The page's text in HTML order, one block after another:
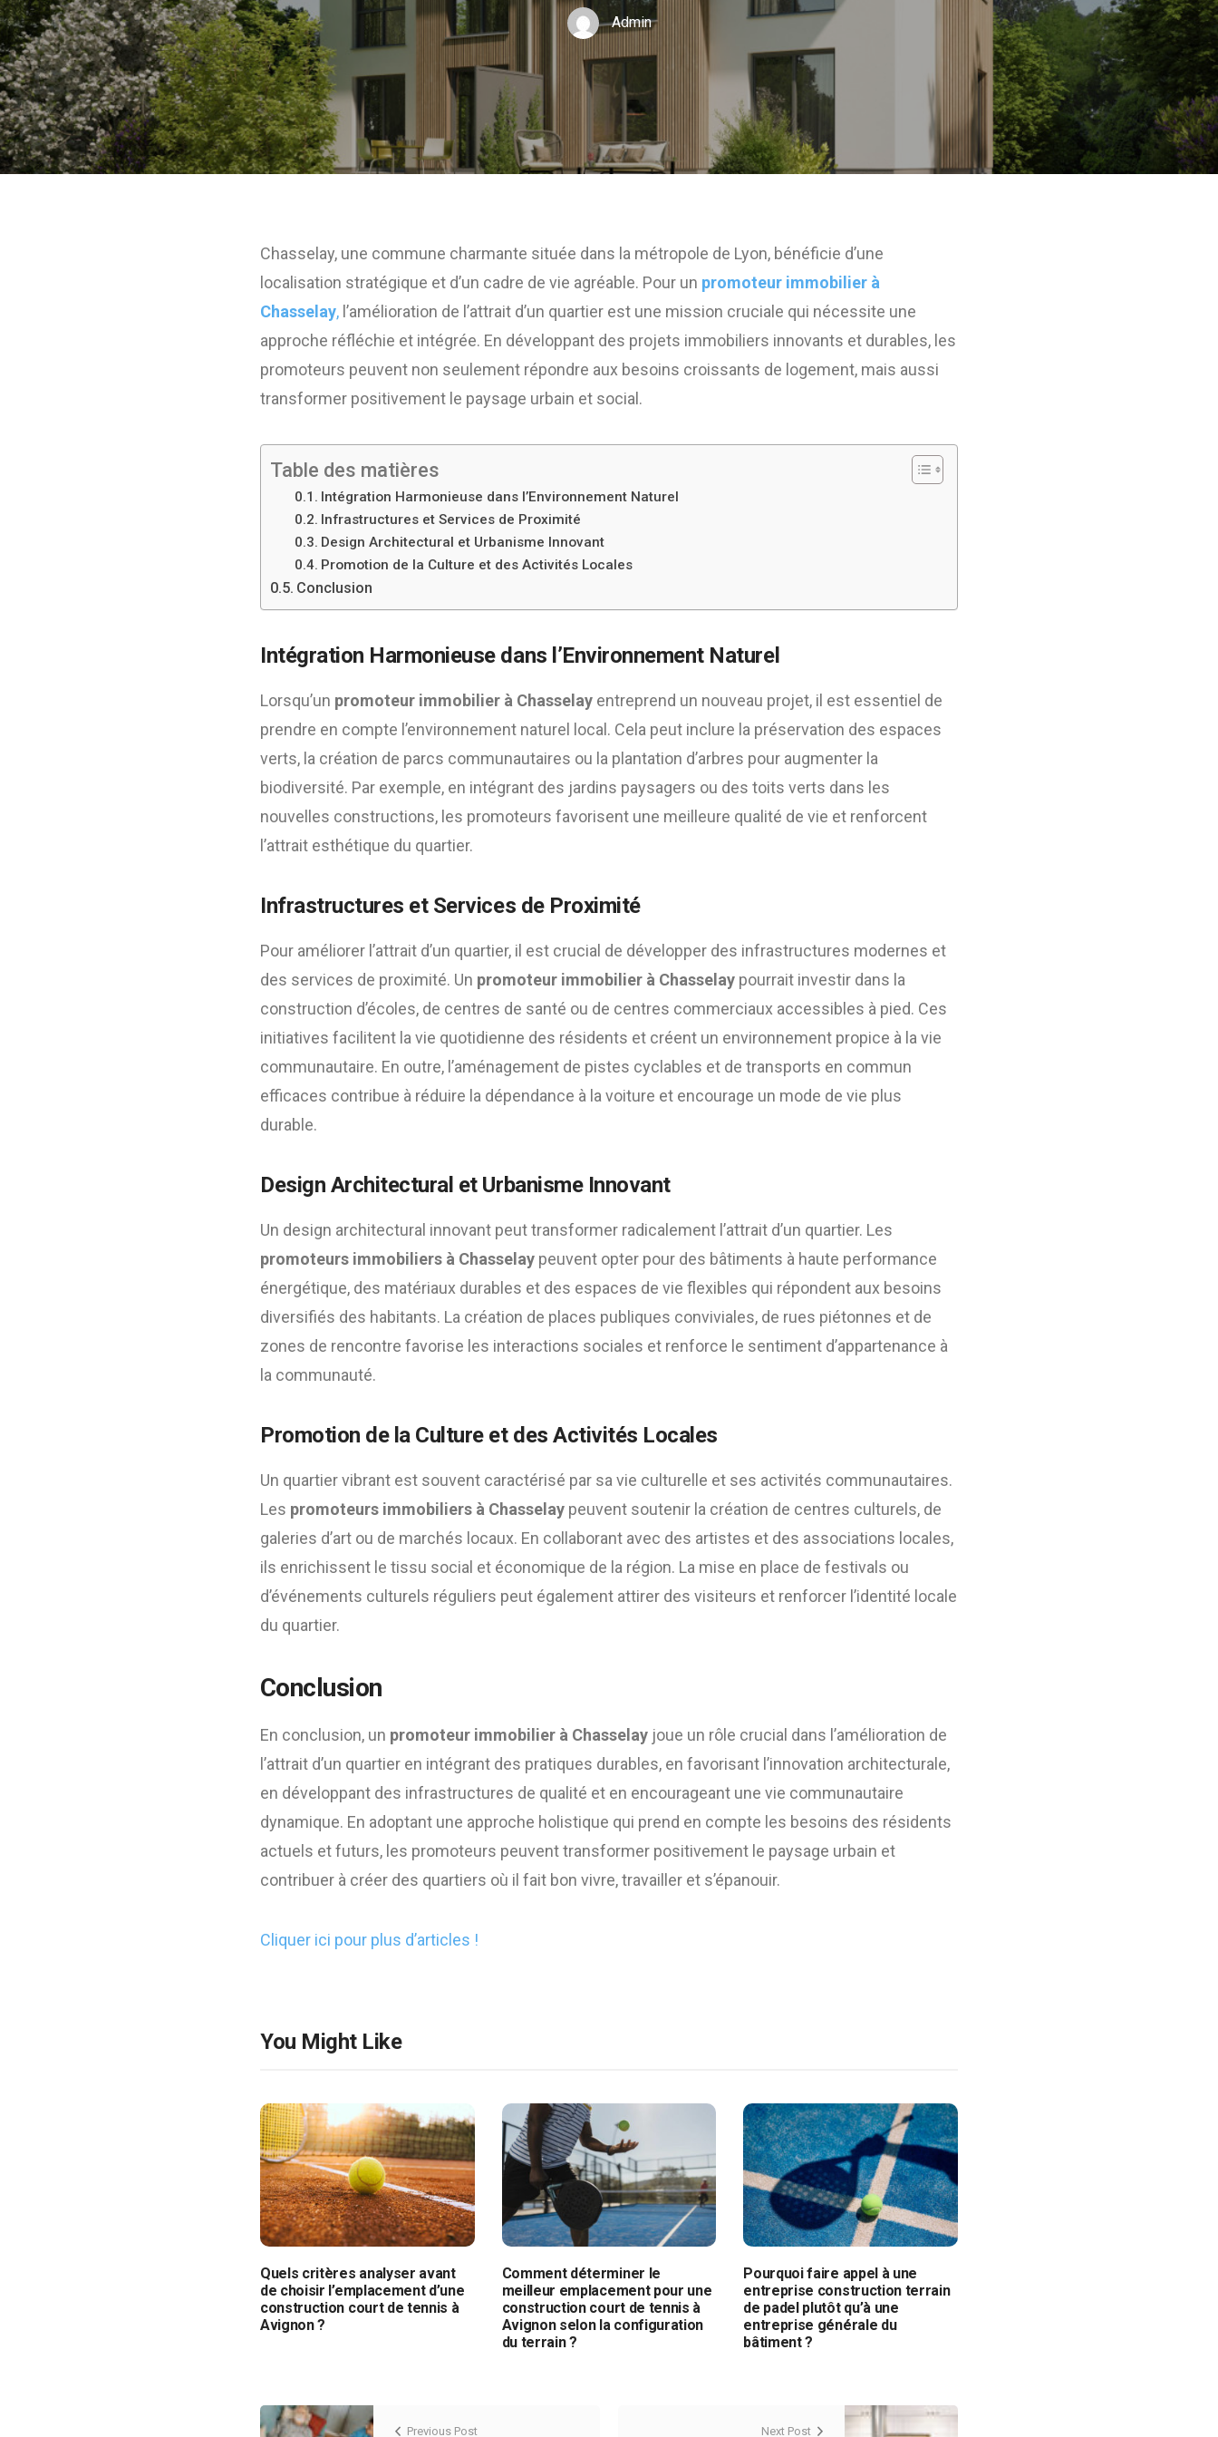
Admin
Chasselay, une commune charmante située dans la métropole de Lyon, bénéficie d’une
localisation stratégique et d’un cadre de vie agréable. Pour un promoteur immobilier à
Chasselay, l’amélioration de l’attrait d’un quartier est une mission cruciale qui nécessite une
approche réfléchie et intégrée. En développant des projets immobiliers innovants et durables, les
promoteurs peuvent non seulement répondre aux besoins croissants de logement, mais aussi
transformer positivement le paysage urbain et social.
Table des matières
Intégration Harmonieuse dans l’Environnement Naturel
Infrastructures et Services de Proximité
Design Architectural et Urbanisme Innovant
Promotion de la Culture et des Activités Locales
Conclusion
Intégration Harmonieuse dans l’Environnement Naturel
Lorsqu’un promoteur immobilier à Chasselay entreprend un nouveau projet, il est essentiel de
prendre en compte l’environnement naturel local. Cela peut inclure la préservation des espaces
verts, la création de parcs communautaires ou la plantation d’arbres pour augmenter la
biodiversité. Par exemple, en intégrant des jardins paysagers ou des toits verts dans les
nouvelles constructions, les promoteurs favorisent une meilleure qualité de vie et renforcent
l’attrait esthétique du quartier.
Infrastructures et Services de Proximité
Pour améliorer l’attrait d’un quartier, il est crucial de développer des infrastructures modernes et
des services de proximité. Un promoteur immobilier à Chasselay pourrait investir dans la
construction d’écoles, de centres de santé ou de centres commerciaux accessibles à pied. Ces
initiatives facilitent la vie quotidienne des résidents et créent un environnement propice à la vie
communautaire. En outre, l’aménagement de pistes cyclables et de transports en commun
efficaces contribue à réduire la dépendance à la voiture et encourage un mode de vie plus
durable.
Design Architectural et Urbanisme Innovant
Un design architectural innovant peut transformer radicalement l’attrait d’un quartier. Les
promoteurs immobiliers à Chasselay peuvent opter pour des bâtiments à haute performance
énergétique, des matériaux durables et des espaces de vie flexibles qui répondent aux besoins
diversifiés des habitants. La création de places publiques conviviales, de rues piétonnes et de
zones de rencontre favorise les interactions sociales et renforce le sentiment d’appartenance à
la communauté.
Promotion de la Culture et des Activités Locales
Un quartier vibrant est souvent caractérisé par sa vie culturelle et ses activités communautaires.
Les promoteurs immobiliers à Chasselay peuvent soutenir la création de centres culturels, de
galeries d’art ou de marchés locaux. En collaborant avec des artistes et des associations locales,
ils enrichissent le tissu social et économique de la région. La mise en place de festivals ou
d’événements culturels réguliers peut également attirer des visiteurs et renforcer l’identité locale
du quartier.
Conclusion
En conclusion, un promoteur immobilier à Chasselay joue un rôle crucial dans l’amélioration de
l’attrait d’un quartier en intégrant des pratiques durables, en favorisant l’innovation architecturale,
en développant des infrastructures de qualité et en encourageant une vie communautaire
dynamique. En adoptant une approche holistique qui prend en compte les besoins des résidents
actuels et futurs, les promoteurs peuvent transformer positivement le paysage urbain et
contribuer à créer des quartiers où il fait bon vivre, travailler et s’épanouir.
Cliquer ici pour plus d’articles !
You Might Like
Quels critères analyser avant
de choisir l’emplacement d’une
construction court de tennis à
Avignon ?
Comment déterminer le
meilleur emplacement pour une
construction court de tennis à
Avignon selon la configuration
du terrain ?
Pourquoi faire appel à une
entreprise construction terrain
de padel plutôt qu’à une
entreprise générale du
bâtiment ?
Previous Post Next Post